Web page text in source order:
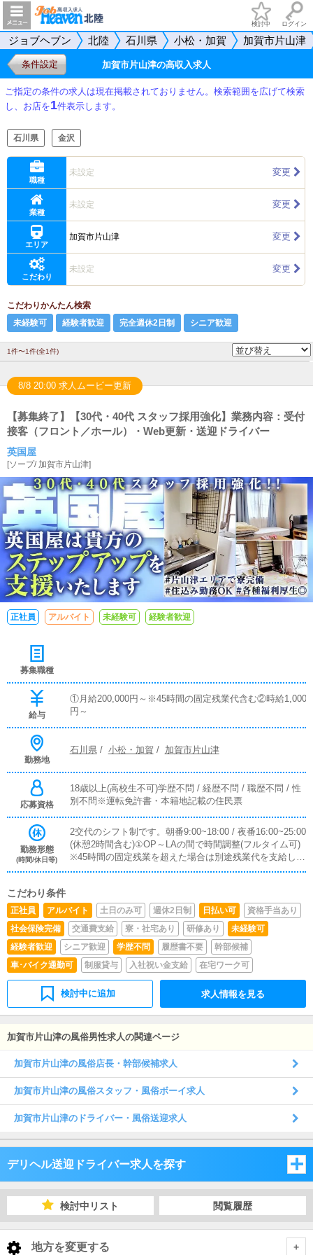
検討中 ログイン
ジョブヘブン 北陸 石川県 小松・加賀 加賀市片山津
条件設定 加賀市片山津の高収入求人
ご指定の条件の求人は現在掲載されておりません。検索範囲を広げて検索
し、お店を1件表示します。
石川県 金沢
職種
未設定 変更
業種
未設定 変更
エリア
加賀市片山津 変更
こだわり
未設定 変更
こだわりかんたん検索
未経験可
経験者歓迎 完全週休2日制 シニア歓迎
1件〜1件(全1件)
8/8 20:00 求人ムービー更新
【募集終了】【30代・40代 スタッフ採用強化】業務内容：受付
接客（フロント／ホール）・Web更新・送迎ドライバー
英国屋
[ソープ/ 加賀市片山津]
正社員 アルバイト 未経験可 経験者歓迎
募集職種
給与
①月給200,000円～※45時間の固定残業代含む②時給1,000
円～
勤務地
石川県/ 小松・加賀 / 加賀市片山津
応募資格
18歳以上(高校生不可)学歴不問 / 経歴不問 / 職歴不問 / 性
別不問※運転免許書・本籍地記載の住民票
勤務形態
(時間/休日等)
2交代のシフト制です。朝番9:00~18:00 / 夜番16:00~25:00
(休憩2時間含む)①OP～LAの間で時間調整(フルタイム可)
※45時間の固定残業を超えた場合は別途残業代を支給しま
す。②朝番or夜番(8時間)③上記以外でもシフト調整可能
こだわり条件
正社員 アルバイト 土日のみ可 週休2日制 日払い可
資格手当あり
社会保険完備
交通費支給 寮・社宅あり 研修あり
未経験可
経験者歓迎
シニア歓迎 学歴不問 履歴書不要
幹部候補
車･バイク通勤可
制服貸与 入社祝い金支給 在宅ワーク可
検討中に追加 求人情報を見る
加賀市片山津の風俗男性求人の関連ページ
加賀市片山津の風俗店長・幹部候補求人
加賀市片山津の風俗スタッフ・風俗ボーイ求人
加賀市片山津のドライバー・風俗送迎求人
デリヘル送迎ドライバー求人を探す
石川県
検討中リスト 閲覧履歴
地方を変更する